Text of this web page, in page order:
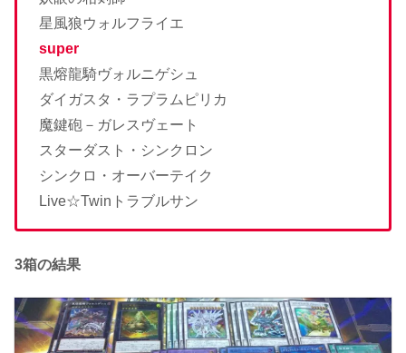
星風狼ウォルフライエ
super
黒熔龍騎ヴォルニゲシュ
ダイガスタ・ラプラムピリカ
魔鍵砲－ガレスヴェート
スターダスト・シンクロン
シンクロ・オーバーテイク
Live☆Twinトラブルサン
3箱の結果